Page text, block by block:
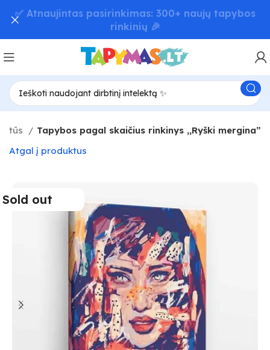
Tapybos pagal skaičius rinkinys ,,Ryški mergina”
Atgal į produktus
Sold out
📦 Greitas užsakymų pristatymas – iki 48 val! 🚚